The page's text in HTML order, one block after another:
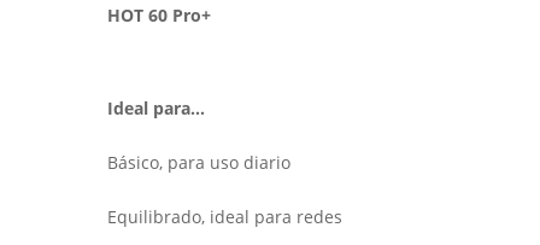
HOT 60 Pro+
Ideal para…
Básico, para uso diario
Equilibrado, ideal para redes